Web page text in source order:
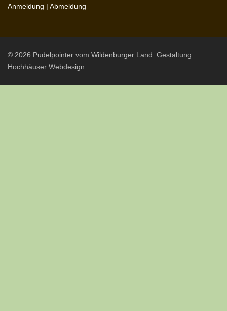
Anmeldung | Abmeldung
© 2026 Pudelpointer vom Wildenburger Land. Gestaltung
Hochhäuser Webdesign